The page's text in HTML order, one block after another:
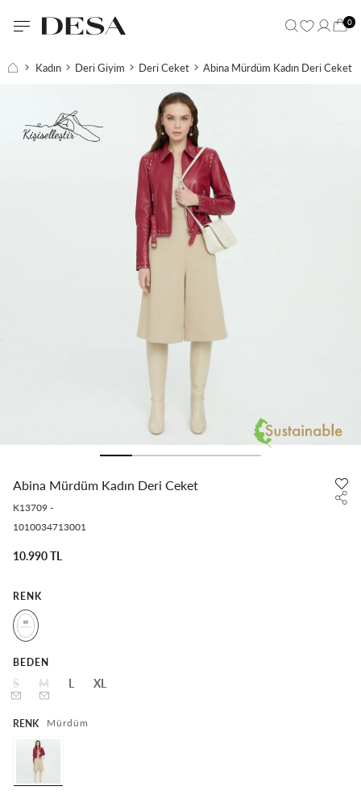
0
Kadın Deri Giyim Deri Ceket Abina Mürdüm Kadın Deri Ceket
Abina Mürdüm Kadın Deri Ceket
K13709 -
1010034713001
10.990 TL
RENK
BEDEN
S M L XL
RENK Mürdüm